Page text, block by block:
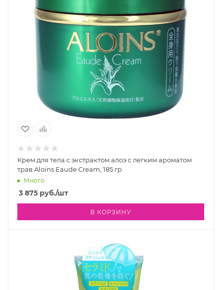
Крем для тела с экстрактом алоэ с легким ароматом
трав Aloins Eaude Cream, 185 гр
Много
3 875 руб./шт
В КОРЗИНУ